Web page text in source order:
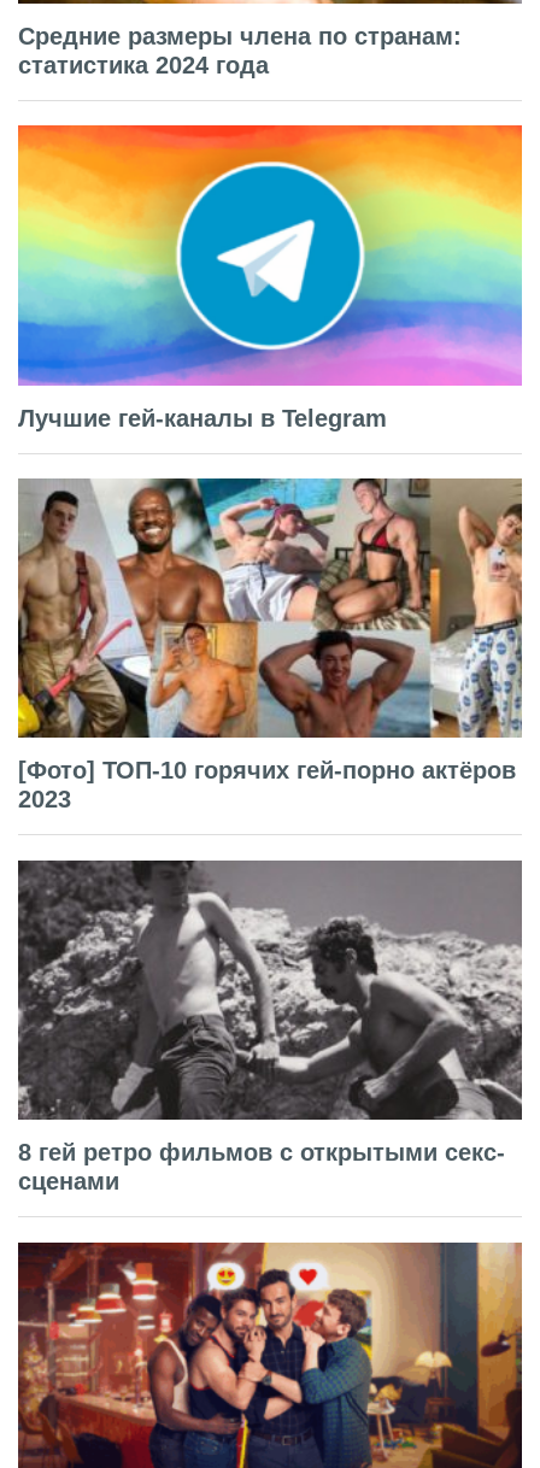
Средние размеры члена по странам:
статистика 2024 года
Лучшие гей-каналы в Telegram
[Фото] ТОП-10 горячих гей-порно актёров
2023
8 гей ретро фильмов с открытыми секс-
сценами